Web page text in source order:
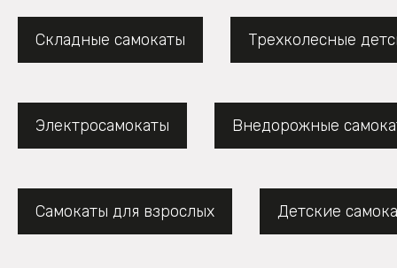
Складные самокаты Трехколесные
Электросамокаты Внедорожные
Самокаты для взрослых Детские